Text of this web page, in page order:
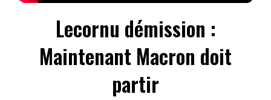
Lecornu démission :
Maintenant Macron doit
partir